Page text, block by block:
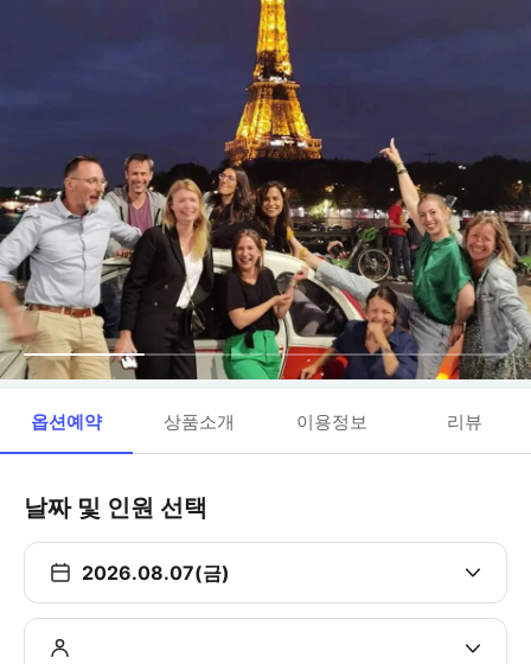
옵션예약 상품소개 이용정보 리뷰
날짜 및 인원 선택
2026.08.07(금)